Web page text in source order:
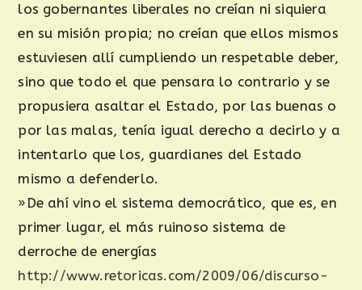
los gobernantes liberales no creían ni siquiera
en su misión propia; no creían que ellos mismos
estuviesen allí cumpliendo un respetable deber,
sino que todo el que pensara lo contrario y se
propusiera asaltar el Estado, por las buenas o
por las malas, tenía igual derecho a decirlo y a
intentarlo que los, guardianes del Estado
mismo a defenderlo.
»De ahí vino el sistema democrático, que es, en
primer lugar, el más ruinoso sistema de
derroche de energías
http://www.retoricas.com/2009/06/discurso-